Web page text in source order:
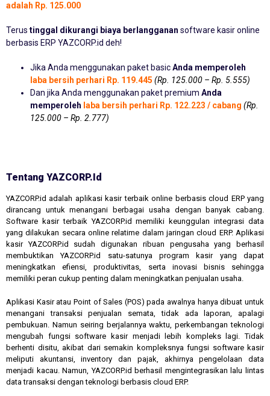
adalah Rp. 125.000
Terus tinggal dikurangi biaya berlangganan software kasir online
berbasis ERP YAZCORP.id deh!
Jika Anda menggunakan paket basicAnda memperoleh
laba bersih perhari Rp. 119.445 (Rp. 125.000 – Rp. 5.555)
Dan jika Anda menggunakan paket premium Anda
memperoleh laba bersih perhari Rp. 122.223 / cabang (Rp.
125.000 – Rp. 2.777)
Tentang YAZCORP.id
YAZCORP.id adalah aplikasi kasir terbaik online berbasis cloud ERP yang
dirancang untuk menangani berbagai usaha dengan banyak cabang.
Software kasir terbaik YAZCORP.id memiliki keunggulan integrasi data
yang dilakukan secara online relatime dalam jaringan cloud ERP. Aplikasi
kasir YAZCORP.id sudah digunakan ribuan pengusaha yang berhasil
membuktikan YAZCORP.id satu-satunya program kasir yang dapat
meningkatkan efiensi, produktivitas, serta inovasi bisnis sehingga
memiliki peran cukup penting dalam meningkatkan penjualan usaha.
Aplikasi Kasir atau Point of Sales (POS) pada awalnya hanya dibuat untuk
menangani transaksi penjualan semata, tidak ada laporan, apalagi
pembukuan. Namun seiring berjalannya waktu, perkembangan teknologi
mengubah fungsi software kasir menjadi lebih kompleks lagi. Tidak
berhenti disitu, akibat dari semakin kompleksnya fungsi software kasir
meliputi akuntansi, inventory dan pajak, akhirnya pengelolaan data
menjadi kacau. Namun, YAZCORP.id berhasil mengintegrasikan lalu lintas
data transaksi dengan teknologi berbasis cloud ERP.